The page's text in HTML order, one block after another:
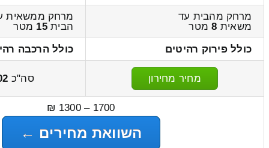
מרחק מהבית עד
משאית 8מטר
מרחק ממשאית
הבית15 מטר
כולל פירוק רהיטים
כולל הרכבה
מחיר מחירון סה"כ
1700 – 1300 ₪
השוואת מחירים ←